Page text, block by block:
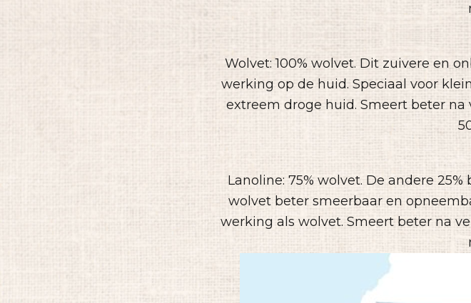
Wolvet: 100% wolvet. Dit zuivere en
werking op de huid. Speciaal voor
extreem droge huid. Smeert beter
Lanoline: 75% wolvet. De andere
wolvet beter smeerbaar en
werking als wolvet. Smeert beter na